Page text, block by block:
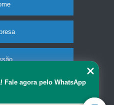
Fale agora pelo WhatsApp